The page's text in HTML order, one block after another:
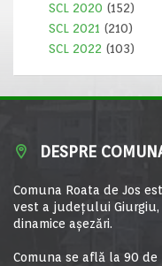
SCL 2020 (152)
SCL 2021 (210)
SCL 2022 (103)
DESPRE
Comuna Roata de Jos
vest a judeţului Giurgiu,
dinamice aşezări.
Comuna se află la 90